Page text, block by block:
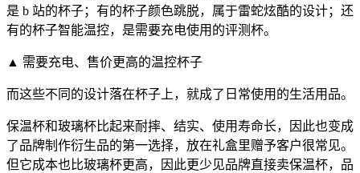
是 b 站的杯子；有的杯子颜色跳脱，属于雷蛇炫酷的设计；还
有的杯子智能温控，是需要充电使用的评测杯。
▲ 需要充电、售价更高的温控杯子
而这些不同的设计落在杯子上，就成了日常使用的生活用品。
保温杯和玻璃杯比起来耐摔、结实、使用寿命长，因此也变成
了品牌制作衍生品的第一选择，放在礼盒里赠予客户很常见。
但它成本也比玻璃杯更高，因此更少见品牌直接卖保温杯，品